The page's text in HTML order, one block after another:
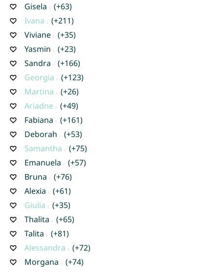
Gisela
(+63)
Ivana
(+211)
Viviane
(+35)
Yasmin
(+23)
Sandra
(+166)
Georgia
(+123)
Martina
(+26)
Ariadne
(+49)
Fabiana
(+161)
Deborah
(+53)
Samantha
(+75)
Emanuela
(+57)
Bruna
(+76)
Alexia
(+61)
Giulia
(+35)
Thalita
(+65)
Talita
(+81)
Alessandra
(+72)
Morgana
(+74)